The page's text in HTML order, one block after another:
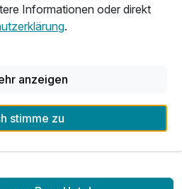
Mitarbeitern und dem
Informationen oder direkt
.
anzeigen
stimme zu